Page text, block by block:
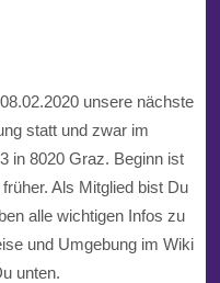
unsere nächste
statt und zwar im
in 8020 Graz. Beginn ist
Als Mitglied bist Du
alle wichtigen Infos zu
und Umgebung im Wiki
unten.